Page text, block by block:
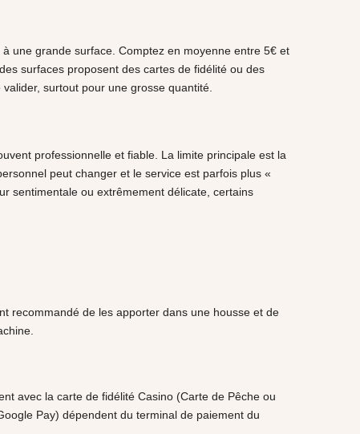
une grande surface. Comptez en moyenne entre 5€ et
surfaces proposent des cartes de fidélité ou des
surtout pour une grosse quantité.
professionnelle et fiable. La limite principale est la
peut changer et le service est parfois plus «
sentimentale ou extrêmement délicate, certains
recommandé de les apporter dans une housse et de
avec la carte de fidélité Casino (Carte de Pêche ou
Pay) dépendent du terminal de paiement du